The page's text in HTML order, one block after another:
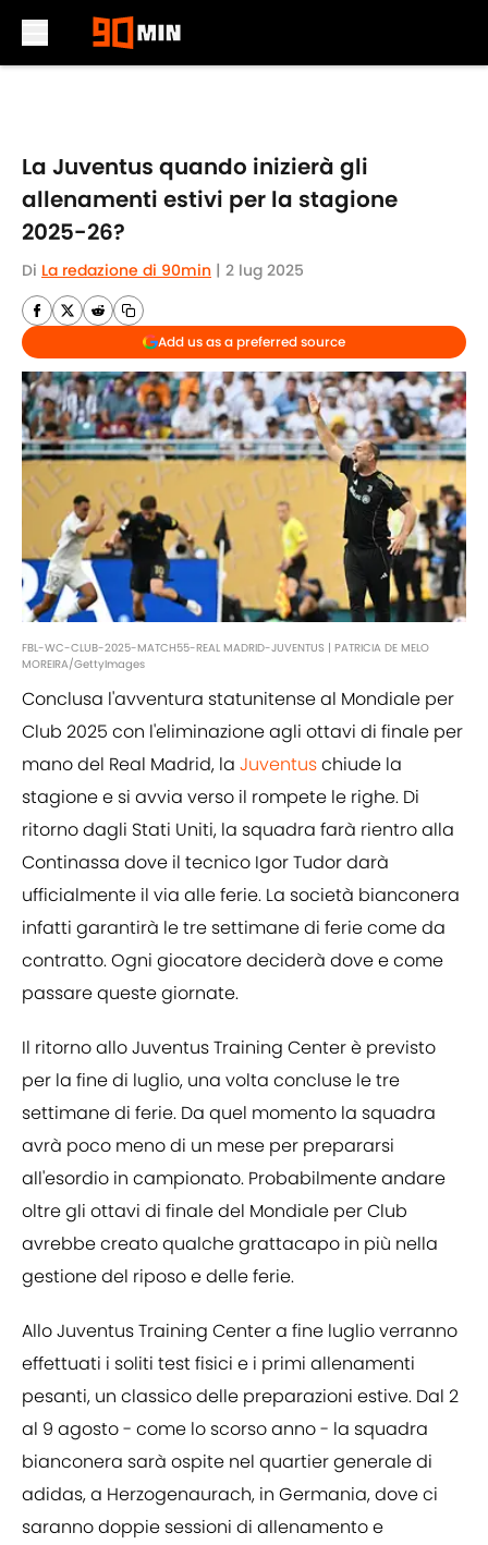
La Juventus quando inizierà gli
allenamenti estivi per la stagione
2025-26?
Di La redazione di 90min | 2 lug 2025
Add us as a preferred source
FBL-WC-CLUB-2025-MATCH55-REAL MADRID-JUVENTUS | PATRICIA DE MELO
MOREIRA/GettyImages
Conclusa l'avventura statunitense al Mondiale per
Club 2025 con l'eliminazione agli ottavi di finale per
mano del Real Madrid, la Juventuschiude la
stagione e si avvia verso il rompete le righe. Di
ritorno dagli Stati Uniti, la squadra farà rientro alla
Continassa dove il tecnico Igor Tudor darà
ufficialmente il via alle ferie. La società bianconera
infatti garantirà le tre settimane di ferie come da
contratto. Ogni giocatore deciderà dove e come
passare queste giornate.
Il ritorno allo Juventus Training Center è previsto
per la fine di luglio, una volta concluse le tre
settimane di ferie. Da quel momento la squadra
avrà poco meno di un mese per prepararsi
all'esordio in campionato. Probabilmente andare
oltre gli ottavi di finale del Mondiale per Club
avrebbe creato qualche grattacapo in più nella
gestione del riposo e delle ferie.
Allo Juventus Training Center a fine luglio verranno
effettuati i soliti test fisici e i primi allenamenti
pesanti, un classico delle preparazioni estive. Dal 2
al 9 agosto - come lo scorso anno - la squadra
bianconera sarà ospite nel quartier generale di
adidas, a Herzogenaurach, in Germania, dove ci
saranno doppie sessioni di allenamento e